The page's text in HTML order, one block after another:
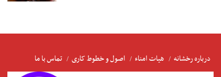
درباره رخشانه هیات امناء اصول و خطوط کاری تماس با ما